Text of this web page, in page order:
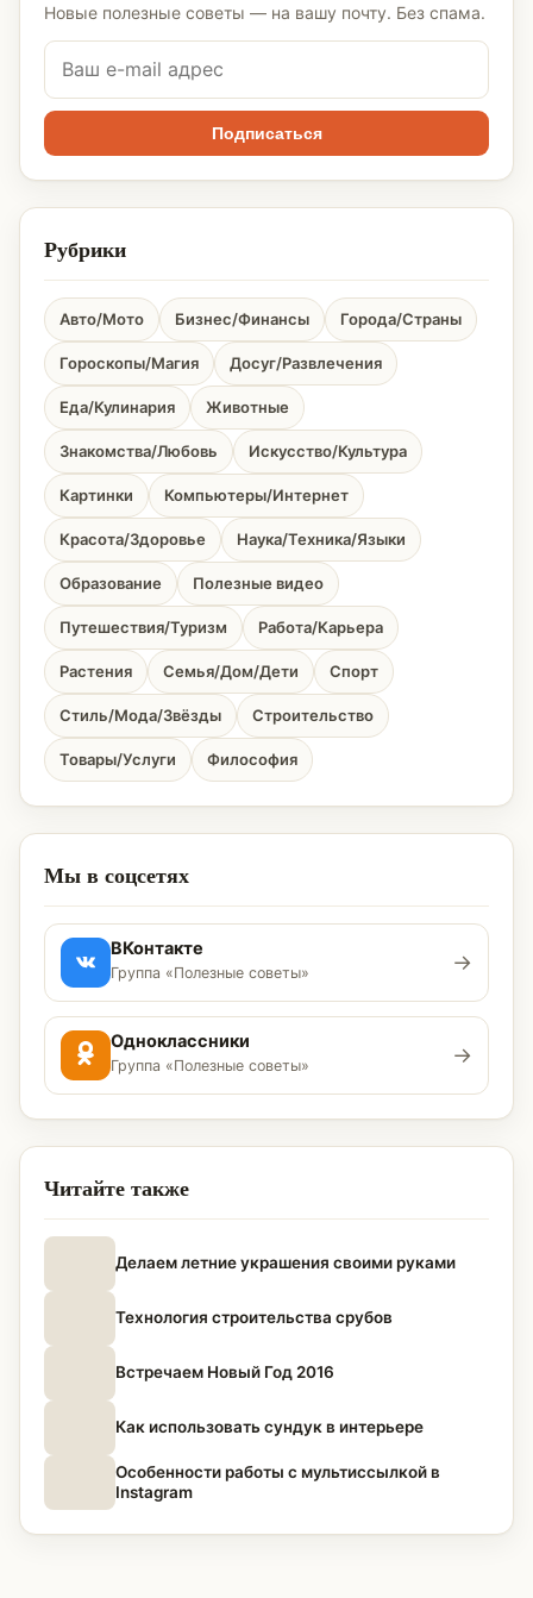
Новые полезные советы — на вашу почту. Без спама.
Подписаться
Рубрики
Авто/Мото Бизнес/Финансы Города/Страны
Гороскопы/Магия Досуг/Развлечения
Еда/Кулинария Животные
Знакомства/Любовь Искусство/Культура
Картинки Компьютеры/Интернет
Красота/Здоровье Наука/Техника/Языки
Образование Полезные видео
Путешествия/Туризм Работа/Карьера
Растения Семья/Дом/Дети Спорт
Стиль/Мода/Звёзды Строительство
Товары/Услуги Философия
Мы в соцсетях
ВКонтакте
Группа «Полезные советы» →
Одноклассники
Группа «Полезные советы» →
Читайте также
Делаем летние украшения своими руками
Технология строительства срубов
Встречаем Новый Год 2016
Как использовать сундук в интерьере
Особенности работы с мультиссылкой в
Instagram